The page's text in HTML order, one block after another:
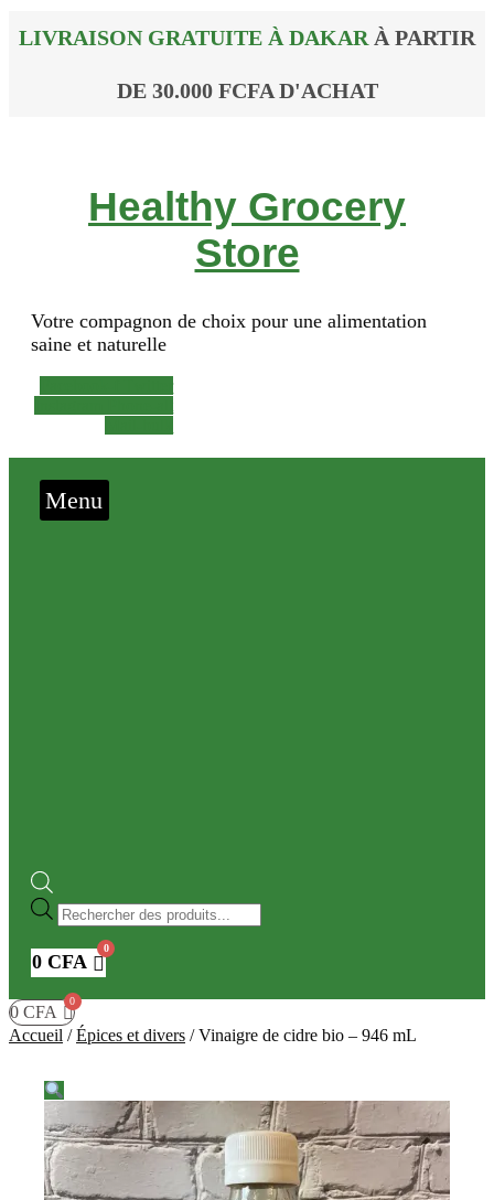
LIVRAISON GRATUITE À DAKAR À PARTIR
DE 30.000 FCFA D'ACHAT
Healthy Grocery
Store
Votre compagnon de choix pour une alimentation
saine et naturelle
Twitter
Menu
Recherche
de
produits
0 CFA
0 CFA
Accueil /Épices et divers /Vinaigre de cidre bio – 946 mL